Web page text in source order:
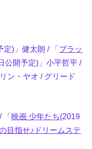
定)」健太朗 / 「ブラッ
公開予定)」小平哲平 /
ン・ヤオ / グリード
「映画 少年たち(2019
目指せ♪ドリームステ